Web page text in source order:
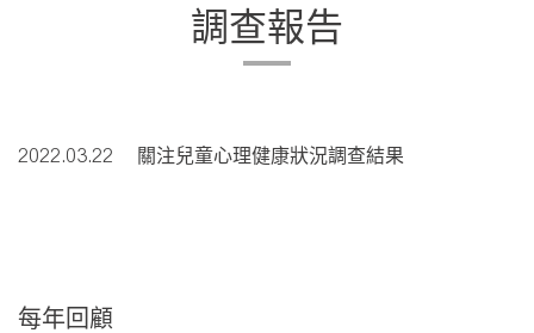
調查報告
2022.03.22 關注兒童心理健康狀況調查結果
每年回顧